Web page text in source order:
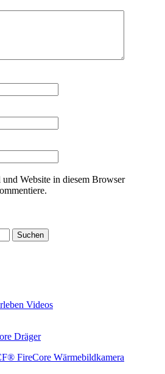
Website in diesem Browser
Videos
FireCore Wärmebildkamera